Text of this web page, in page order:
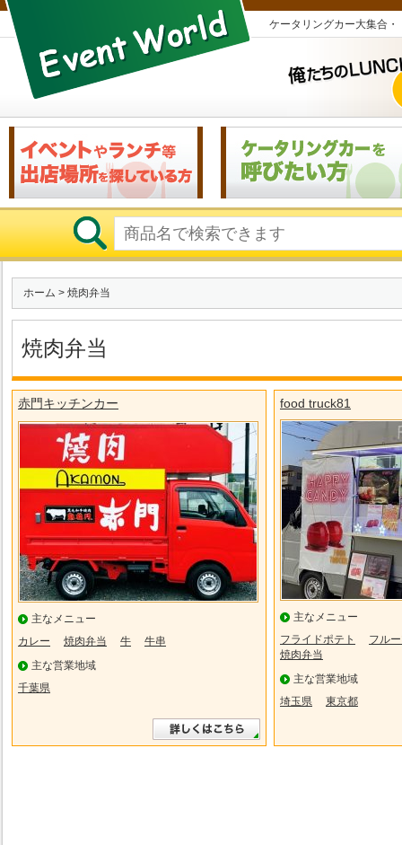
ケータリングカー大集合
ホーム > 焼肉弁当
焼肉弁当
赤門キッチンカー
主なメニュー
カレー
焼肉弁当 牛
牛串
主な営業地域
千葉県
food truck81
主なメニュー
フライドポテト
フル
焼肉弁当
主な営業地域
埼玉県
東京都